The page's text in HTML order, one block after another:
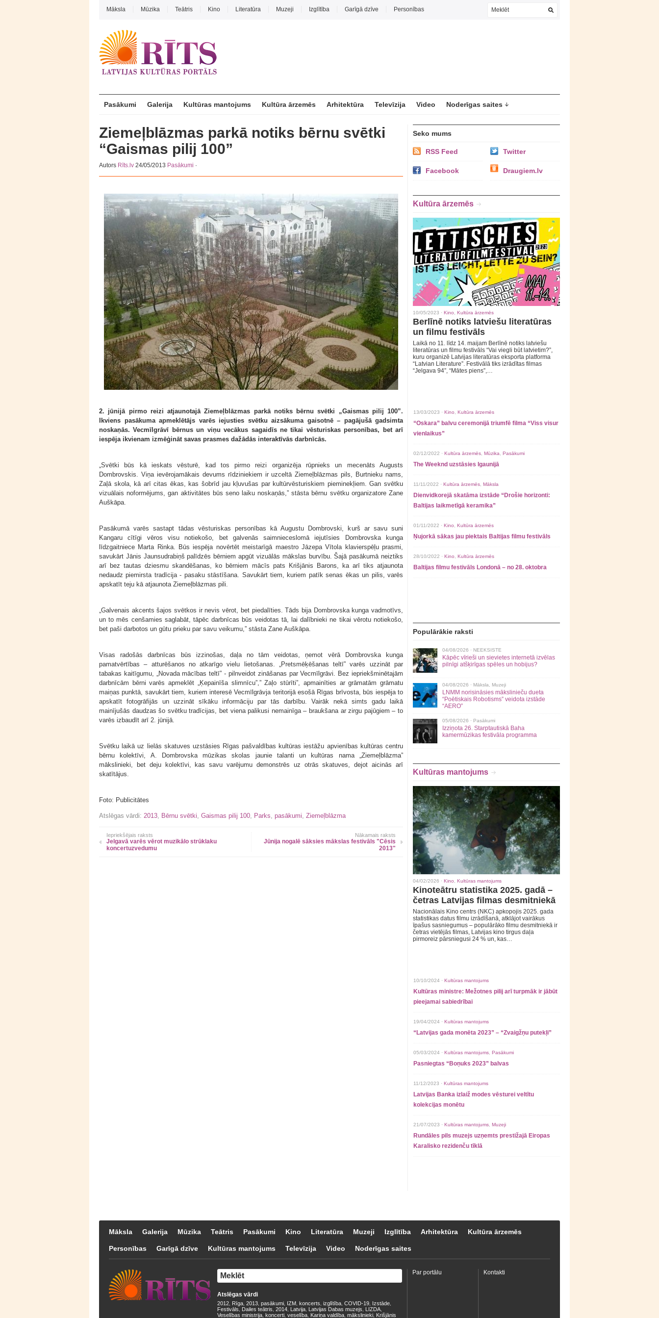
Māksla Mūzika Teātris Kino Literatūra Muzeji Izglītība Garīgā dzīve Personības
Pasākumi Galerija Kultūras mantojums Kultūra ārzemēs Arhitektūra Televīzija Video Noderīgas saites
Ziemeļblāzmas parkā notiks bērnu svētki
“Gaismas pilij 100”
Autors Rīts.lv 24/05/2013 Pasākumi ·
2. jūnijā pirmo reizi atjaunotajā Ziemeļblāzmas parkā notiks bērnu svētki „Gaismas pilij 100”.
Ikviens pasākuma apmeklētājs varēs iejusties svētku aizsākuma gaisotnē – pagājušā gadsimta
noskaņās. Vecmīlgrāvī bērnus un viņu vecākus sagaidīs ne tikai vēsturiskas personības, bet arī
iespēja ikvienam izmēģināt savas prasmes dažādās interaktīvās darbnīcās.
„Svētki būs kā ieskats vēsturē, kad tos pirmo reizi organizēja rūpnieks un mecenāts Augusts
Dombrovskis. Viņa ievērojamākais devums rīdziniekiem ir uzceltā Ziemeļblāzmas pils, Burtnieku nams,
Zaļā skola, kā arī citas ēkas, kas šobrīd jau kļuvušas par kultūrvēsturiskiem pieminekļiem. Gan svētku
vizuālais noformējums, gan aktivitātes būs seno laiku noskaņās,” stāsta bērnu svētku organizatore Zane
Auškāpa.
Pasākumā varēs sastapt tādas vēsturiskas personības kā Augustu Dombrovski, kurš ar savu suni
Kangaru cītīgi vēros visu notiekošo, bet galvenās saimnieceslomā iejutīsies Dombrovska kunga
līdzgaitniece Marta Rinka. Būs iespēja novērtēt meistarīgā maestro Jāzepa Vītola klavierspēļu prasmi,
savukārt Jānis Jaunsudrabiņš palīdzēs bērniem apgūt vizuālās mākslas burvību. Šajā pasākumā neiztiks
arī bez tautas dziesmu skandēšanas, ko bērniem mācīs pats Krišjānis Barons, ka arī tiks atjaunota
nedaudz piemirsta tradīcija - pasaku stāstīšana. Savukārt tiem, kuriem patīk senas ēkas un pilis, varēs
apskatīt teju kā atjaunota Ziemeļblāzmas pili.
„Galvenais akcents šajos svētkos ir nevis vērot, bet piedalīties. Tāds bija Dombrovska kunga vadmotīvs,
un to mēs cenšamies saglabāt, tāpēc darbnīcas būs veidotas tā, lai dalībnieki ne tikai vērotu notiekošo,
bet paši darbotos un gūtu prieku par savu veikumu,” stāsta Zane Auškāpa.
Visas radošās darbnīcas būs izzinošas, daļa no tām veidotas, ņemot vērā Dombrovska kunga
pamatvērtības – atturēšanos no atkarīgo vielu lietošanas. „Pretsmēķēšanas teltī” varēs uzzināt par
tabakas kaitīgumu, „Novada mācības teltī” - pilnveidot zināšanas par Vecmīlgrāvi. Bez iepriekšminētajām
darbnīcām bērni varēs apmeklēt „Ķepainīša slimnīcu”,” Zaļo stūrīti”, apmainīties ar grāmatām grāmatu
maiņas punktā, savukārt tiem, kuriem interesē Vecmīlgrāvja teritorijā esošā Rīgas brīvosta, būs iespēja to
apskatīt fotogrāfijās un uzzināt sīkāku informāciju par tās darbību. Vairāk nekā simts gadu laikā
mainījušās daudzas šo svētku tradīcijas, bet viena palikusi nemainīga – braukšana ar zirgu pajūgiem – to
varēs izbaudīt arī 2. jūnijā.
Svētku laikā uz lielās skatuves uzstāsies Rīgas pašvaldības kultūras iestāžu apvienības kultūras centru
bērnu kolektīvi, A. Dombrovska mūzikas skolas jaunie talanti un kultūras nama „Ziemeļblāzma”
mākslinieki, bet deju kolektīvi, kas savu varējumu demonstrēs uz otrās skatuves, dejot aicinās arī
skatītājus.
Foto: Publicitātes
Atslēgas vārdi: 2013, Bērnu svētki, Gaismas pilij 100, Parks, pasākumi, Ziemeļblāzma
Iepriekšējais raksts
Jelgavā varēs vērot muzikālo strūklaku
koncertuzvedumu
Nākamais raksts
Jūnija nogalē sāksies mākslas festivāls "Cēsis
2013"
Seko mums
RSS Feed Twitter
Facebook Draugiem.lv
Kultūra ārzemēs
10/05/2023 · Kino Kultūra ārzemēs
Berlīnē notiks latviešu literatūras
un filmu festivāls
Laikā no 11. līdz 14. maijam Berlīnē notiks latviešu
literatūras un filmu festivāls “Vai viegli būt latvietim?”,
kuru organizē Latvijas literatūras eksporta platforma
“Latvian Literature”. Festivālā tiks izrādītas filmas
“Jelgava 94”, “Mātes piens”,…
13/03/2023 · Kino Kultūra ārzemēs
“Oskara” balvu ceremonijā triumfē filma “Viss visur
vienlaikus”
02/12/2022 · Kultūra ārzemēs Mūzika Pasākumi
The Weeknd uzstāsies Igaunijā
11/11/2022 · Kultūra ārzemēs Māksla
Dienvidkorejā skatāma izstāde “Drošie horizonti:
Baltijas laikmetīgā keramika”
01/11/2022 · Kino Kultūra ārzemēs
Ņujorkā sākas jau piektais Baltijas filmu festivāls
28/10/2022 · Kino Kultūra ārzemēs
Baltijas filmu festivāls Londonā – no 28. oktobra
Populārākie raksti
04/08/2026 · NEEKSISTE
Kāpēc vīrieši un sievietes internetā izvēlas
pilnīgi atšķirīgas spēles un hobijus?
04/08/2026 · Māksla Muzeji
LNMM norisināsies mākslinieču dueta
“Poētiskais Robotisms” veidota izstāde
“AERO”
05/08/2026 · Pasākumi
Izziņota 26. Starptautiskā Baha
kamermūzikas festivāla programma
Kultūras mantojums
04/02/2026 · Kino Kultūras mantojums
Kinoteātru statistika 2025. gadā –
četras Latvijas filmas desmitniekā
Nacionālais Kino centrs (NKC) apkopojis 2025. gada
statistikas datus filmu izrādīšanā, atklājot vairākus
īpašus sasniegumus – populārāko filmu desmitniekā ir
četras vietējās filmas, Latvijas kino tirgus daļa
pirmoreiz pārsniegusi 24 % un, kas…
10/10/2024 · Kultūras mantojums
Kultūras ministre: Mežotnes pilij arī turpmāk ir jābūt
pieejamai sabiedrībai
19/04/2024 · Kultūras mantojums
“Latvijas gada monēta 2023” – “Zvaigžņu putekļi”
05/03/2024 · Kultūras mantojums Pasākumi
Pasniegtas “Boņuks 2023” balvas
11/12/2023 · Kultūras mantojums
Latvijas Banka izlaiž modes vēsturei veltītu
kolekcijas monētu
21/07/2023 · Kultūras mantojums Muzeji
Rundāles pils muzejs uzņemts prestižajā Eiropas
Karalisko rezidenču tīklā
Māksla Galerija Mūzika Teātris Pasākumi Kino Literatūra Muzeji Izglītība Arhitektūra Kultūra ārzemēs
Personības Garīgā dzīve Kultūras mantojums Televīzija Video Noderīgas saites
Atslēgas vārdi
2012 Rīga 2013 pasākumi IZM koncerts izglītība COVID-19 Izstāde
Festivāls Dailes teātris 2014 Latvija Latvijas Dabas muzejs LIZDA
Veselības ministrija koncerti veselība Kariņa valdība mākslinieki Krišjānis
Par portālu Kontakti